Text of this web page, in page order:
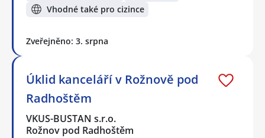
Vhodné také pro cizince
Zveřejněno: 3. srpna
Úklid kanceláří v Rožnově pod
Radhoštěm
VKUS-BUSTAN s.r.o.
Rožnov pod Radhoštěm